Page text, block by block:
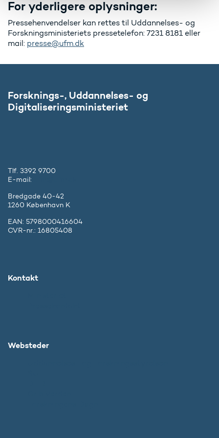
For yderligere oplysninger:
Pressehenvendelser kan rettes til Uddannelses- og
Forskningsministeriets pressetelefon: 7231 8181 eller
mail: presse@ufm.dk
Forsknings-, Uddannelses- og
Digitaliseringsministeriet
Tlf. 3392 9700
E-mail:
Bredgade 40-42
1260 København K
EAN: 5798000416604
CVR-nr.: 16805408
Kontakt
Websteder